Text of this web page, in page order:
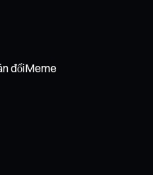
đổiMeme